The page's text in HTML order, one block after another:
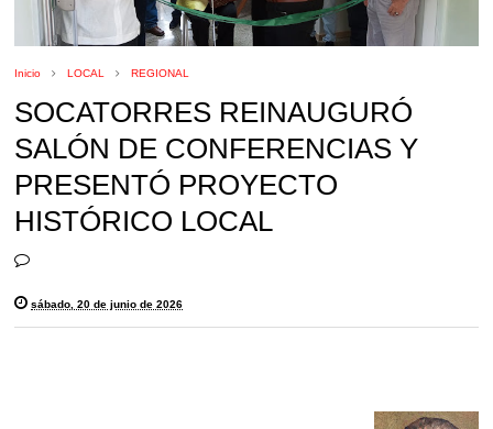
Inicio LOCAL REGIONAL
SOCATORRES REINAUGURÓ
SALÓN DE CONFERENCIAS Y
PRESENTÓ PROYECTO
HISTÓRICO LOCAL
sábado, 20 de junio de 2026